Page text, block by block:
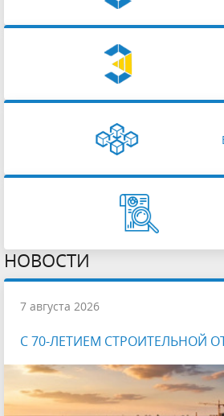
НОВОСТИ
7 августа 2026
С 70-ЛЕТИЕМ СТРОИТЕЛЬНОЙ